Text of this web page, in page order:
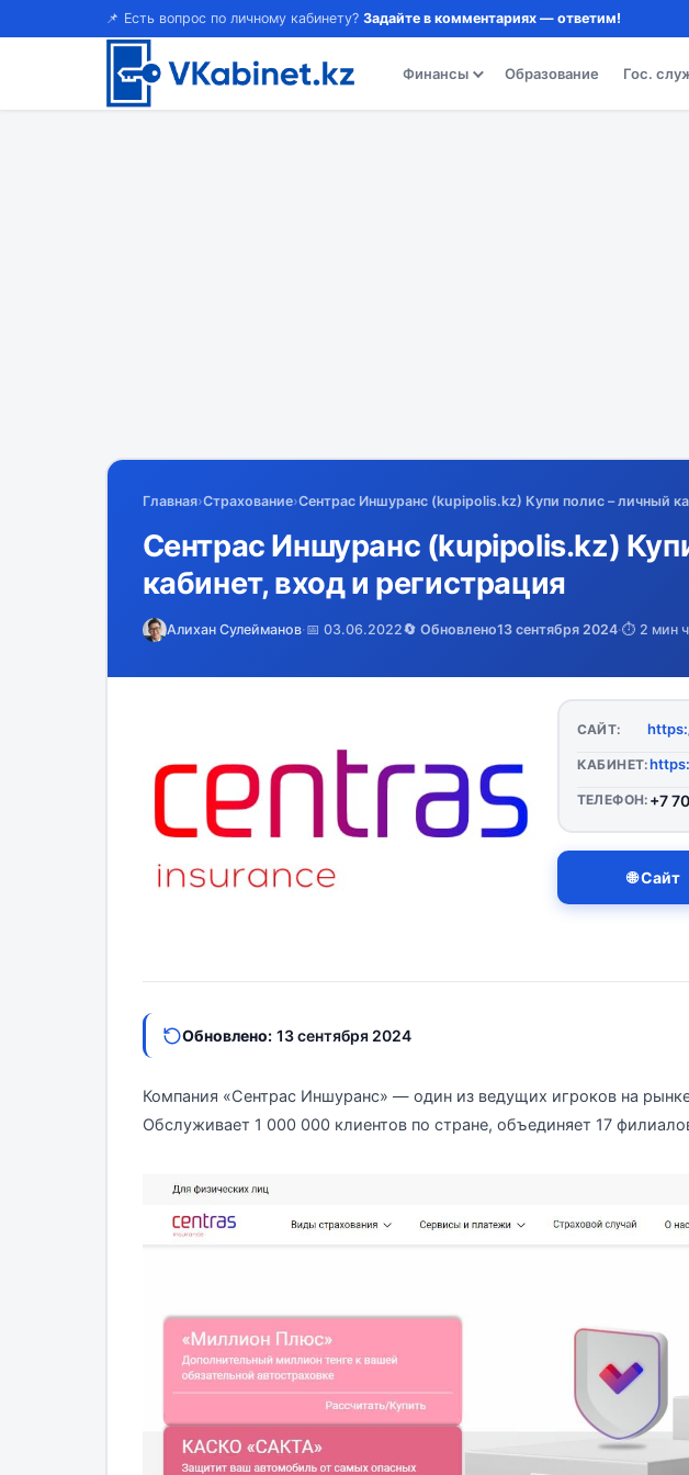
📌 Есть вопрос по личному кабинету? Задайте в комментариях — ответим!
Финансы Образование Гос.
Главная›Страхование›Сентрас Иншуранс (kupipolis.kz) Купи полис – личный
Сентрас Иншуранс (kupipolis.kz)
кабинет, вход и регистрация
Алихан Сулейманов·📅 03.06.2022🔄 Обновлено13 сентября 2024·⏱️ 2 мин
САЙТ:
КАБИНЕТ:
ТЕЛЕФОН: +7
🌐 Сайт
Обновлено: 13 сентября 2024
Компания «Сентрас Иншуранс» — один из ведущих игроков на рынке
Обслуживает 1 000 000 клиентов по стране, объединяет 17